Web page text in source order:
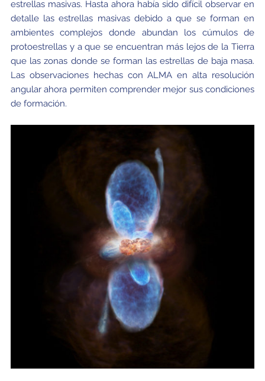
estrellas masivas. Hasta ahora había sido difícil observar en
detalle las estrellas masivas debido a que se forman en
ambientes complejos donde abundan los cúmulos de
protoestrellas y a que se encuentran más lejos de la Tierra
que las zonas donde se forman las estrellas de baja masa.
Las observaciones hechas con ALMA en alta resolución
angular ahora permiten comprender mejor sus condiciones
de formación.